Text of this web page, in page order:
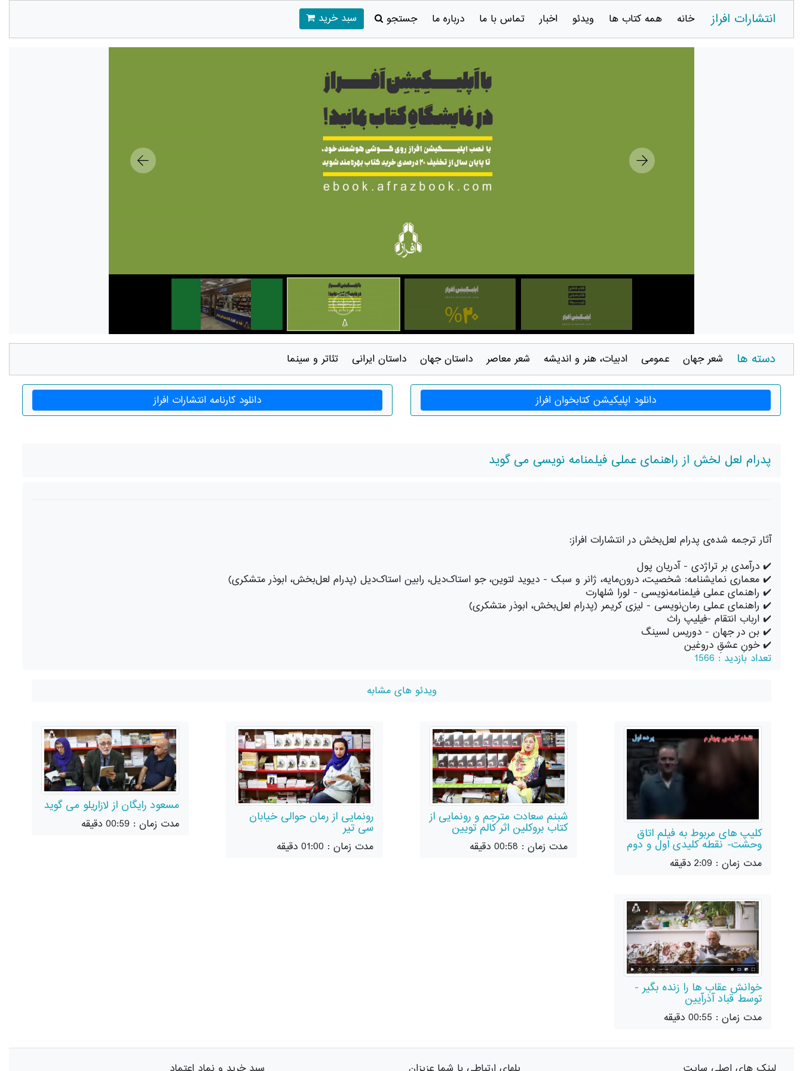
انتشارات افراز خانه همه کتاب ها ویدئو اخبار تماس با ما درباره ما جستجو سبد خرید
دسته ها شعر جهان عمومی ادبيات، هنر و انديشه شعر معاصر داستان جهان داستان ايرانی تئاتر و سينما
دانلود اپلیکیشن کتابخوان افراز دانلود کارنامه انتشارات افراز
پدرام لعل لخش از راهنمای عملی فیلمنامه نویسی می گوید
آثار ترجمه شده‌ی پدرام لعل‌بخش در انتشارات افراز:
✔️ درآمدی بر تراژدی - آدریان پول
✔️ معماری نمایشنامه: شخصیت، درون‌مایه، ژانر و سبک - دیوید لتوین، جو استاک‌دیل، رابین استاک‌دیل (پدرام لعل‌بخش، ابوذر متشکری)
✔️ راهنمای عملی فیلمنامه‌نویسی - لورا شلهارت
✔️ راهنمای عملی رمان‌نویسی - لیزی کریمر (پدرام لعل‌بخش، ابوذر متشکری)
✔️ ارباب انتقام -فیلیپ راث
✔️ بن در جهان - دوریس لسینگ
✔️ خونِ عشقِ دروغین
تعداد بازدید : 1566
ویدئو های مشابه
کلیپ های مربوط به فیلم اتاق
وحشت- نقطه کلیدی اول و دوم
مدت زمان : 2:09 دقیقه
شبنم سعادت مترجم و رونمایی از
کتاب بروکلین اثر کالم تویین
مدت زمان : 00:58 دقیقه
رونمایی از رمان حوالی خیابان
سی تیر
مدت زمان : 01:00 دقیقه
مسعود رایگان از لازاریلو می گوید
مدت زمان : 00:59 دقیقه
خوانش عقاب ها را زنده بگیر -
توسط قباد آذرآیین
مدت زمان : 00:55 دقیقه